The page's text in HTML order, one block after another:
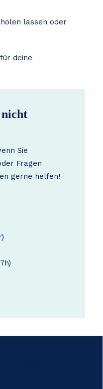
lassen oder
deine
Sie
Fragen
gerne helfen!